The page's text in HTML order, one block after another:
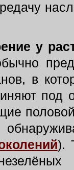
у
в
под
).